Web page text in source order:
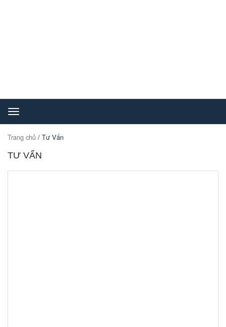
Toggle
navigation
Trang chủ / Tư Vấn
TƯ VẤN